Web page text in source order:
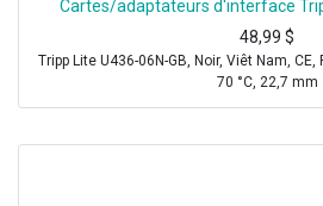
Cartes/adaptateurs d'interface
48,99 $
Tripp Lite U436-06N-GB, Noir, Viêt Nam, CE,
70 °C, 22,7 mm